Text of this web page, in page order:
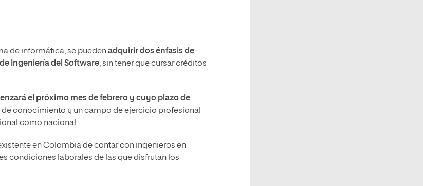
de informática, se puedenadquirir dos énfasis de
Ingeniería del Software, sin tener que cursar créditos
el próximo mes de febrero y cuyo plazo de
de conocimiento y un campo de ejercicio profesional
como nacional.
en Colombia de contar con ingenieros en
condiciones laborales de las que disfrutan los